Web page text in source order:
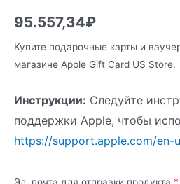
95.557,34₽
Купите подарочные карты и
магазине Apple Gift Card US Store.
Инструкции: Следуйте
поддержки Apple, чтобы
https://support.apple.com/en-